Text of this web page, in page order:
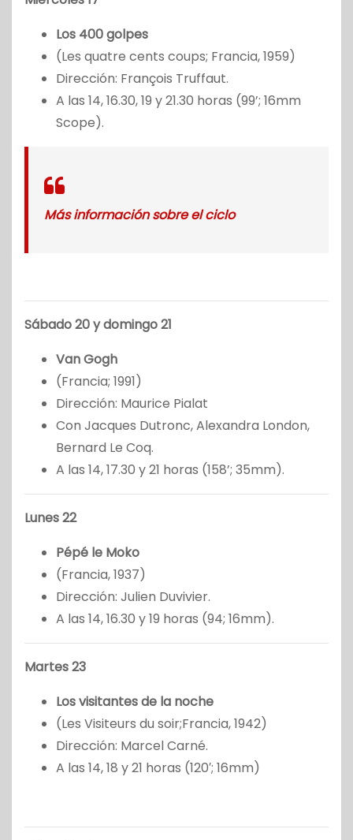
Los 400 golpes
(Les quatre cents coups; Francia, 1959)
Dirección: François Truffaut.
A las 14, 16.30, 19 y 21.30 horas (99’; 16mm
Scope).
Más información sobre el ciclo
Sábado 20 y domingo 21
Van Gogh
(Francia; 1991)
Dirección: Maurice Pialat
Con Jacques Dutronc, Alexandra London,
Bernard Le Coq.
A las 14, 17.30 y 21 horas (158’; 35mm).
Lunes 22
Pépé le Moko
(Francia, 1937)
Dirección: Julien Duvivier.
A las 14, 16.30 y 19 horas (94; 16mm).
Martes 23
Los visitantes de la noche
(Les Visiteurs du soir;Francia, 1942)
Dirección: Marcel Carné.
A las 14, 18 y 21 horas (120′; 16mm)